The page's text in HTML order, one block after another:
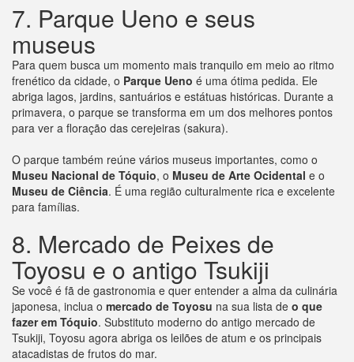
7. Parque Ueno e seus
museus
Para quem busca um momento mais tranquilo em meio ao ritmo
frenético da cidade, o Parque Ueno é uma ótima pedida. Ele
abriga lagos, jardins, santuários e estátuas históricas. Durante a
primavera, o parque se transforma em um dos melhores pontos
para ver a floração das cerejeiras (sakura).
O parque também reúne vários museus importantes, como o
Museu Nacional de Tóquio, o Museu de Arte Ocidental e o
Museu de Ciência. É uma região culturalmente rica e excelente
para famílias.
8. Mercado de Peixes de
Toyosu e o antigo Tsukiji
Se você é fã de gastronomia e quer entender a alma da culinária
japonesa, inclua o mercado de Toyosu na sua lista de o que
fazer em Tóquio. Substituto moderno do antigo mercado de
Tsukiji, Toyosu agora abriga os leilões de atum e os principais
atacadistas de frutos do mar.